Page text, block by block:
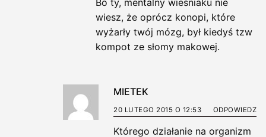
wiesz, że oprócz konopi, które
wyżarły twój mózg, był kiedyś tzw
kompot ze słomy makowej.
MIETEK
20 LUTEGO 2015 O 12:53 ODPOWIEDZ
Którego działanie na organizm